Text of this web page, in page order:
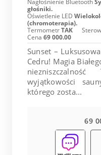
głośniki.
Oświetlenie LED
(chromoterapia).
TermometrTAK
Cena 69 000.00
Sunset –
Cedru! Magia
wyjątkowości
którego zosta...
69